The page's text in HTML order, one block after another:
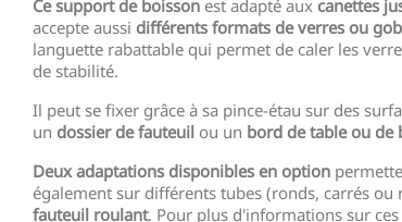
Ce support de boisson est adapté aux canettes
accepte aussi différents formats de verres ou
languette rabattable qui permet de caler les
de stabilité.
Il peut se fixer grâce à sa pince-étau sur des
un dossier de fauteuil ou un bord de table ou de
Deux adaptations disponibles en option
également sur différents tubes (ronds, carrés ou
fauteuil roulant. Pour plus d'informations sur